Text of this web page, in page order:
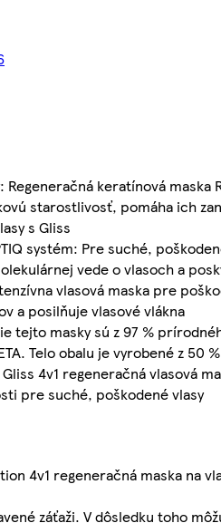
Regeneračná keratínová
starostlivosť, pomáha ich
s Gliss
systém: Pre suché,
vede o vlasoch a
vlasová maska pre
a posilňuje vlasové vlákna
tejto masky sú z 97 %
Telo obalu je vyrobené z 50
4v1 regeneračná vlasová
pre suché, poškodené vlasy
4v1 regeneračná maska na
záťaži. V dôsledku toho